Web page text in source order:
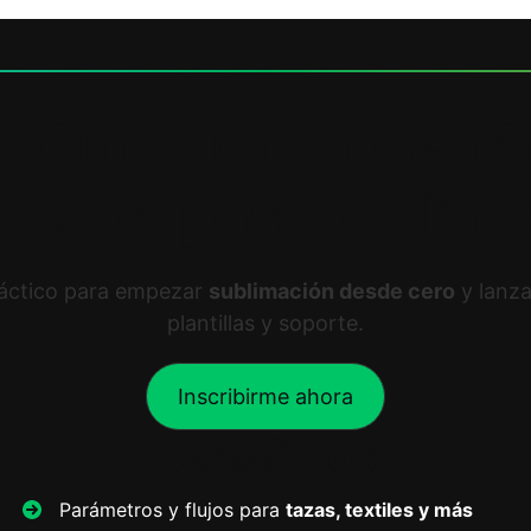
para empezar sublimación desde cero y
plantillas y soporte.
Inscribirme ahora
Parámetros y flujos para tazas, textiles y más